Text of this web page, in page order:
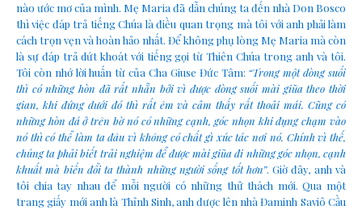
nào ước mơ của mình. Mẹ Maria đã dẫn chúng ta đến nhà Don Bosco
thì việc đáp trả tiếng Chúa là điều quan trọng mà tôi với anh phải làm
cách trọn vẹn và hoàn hảo nhất. Để không phụ lòng Mẹ Maria mà còn
là sự đáp trả dứt khoát với tiếng gọi từ Thiên Chúa trong anh và tôi.
Tôi còn nhớ lời huấn từ của Cha Giuse Đức Tâm: “Trong một dòng suối
thì có những hòn đã rất nhẵn bởi vì được dòng suối mài giũa theo thời
gian, khi đứng dưới đó thì rất êm và cảm thấy rất thoải mái. Cũng có
những hòn đá ở trên bờ nó có những cạnh, góc nhọn khi đụng chạm vào
nó thì có thể làm ta đâu vì không có chất gì xúc tác nơi nó. Chính vì thế,
chúng ta phải biết trải nghiệm để được mài giũa đi những góc nhọn, cạnh
khuất mà biến đổi ta thành những người sống tốt hơn”. Giờ đây, anh và
tôi chia tay nhau để mỗi người có những thử thách mới. Qua một
trang giấy mới anh là Thỉnh Sinh, anh được lên nhà Đaminh Saviô Cầu